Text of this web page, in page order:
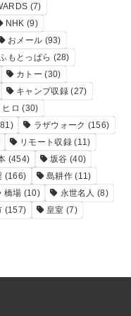
(7)
NHK (9)
おメール (93)
もとっぱら (28)
カトー (30)
キャンプ収録(27)
ヒロ (30)
ラザウォーク (156)
リモート収録(11)
(454) 坂谷 (40)
(166) 島耕作(11)
橋場 (10) 永世名人 (8)
(157) 皇室 (7)